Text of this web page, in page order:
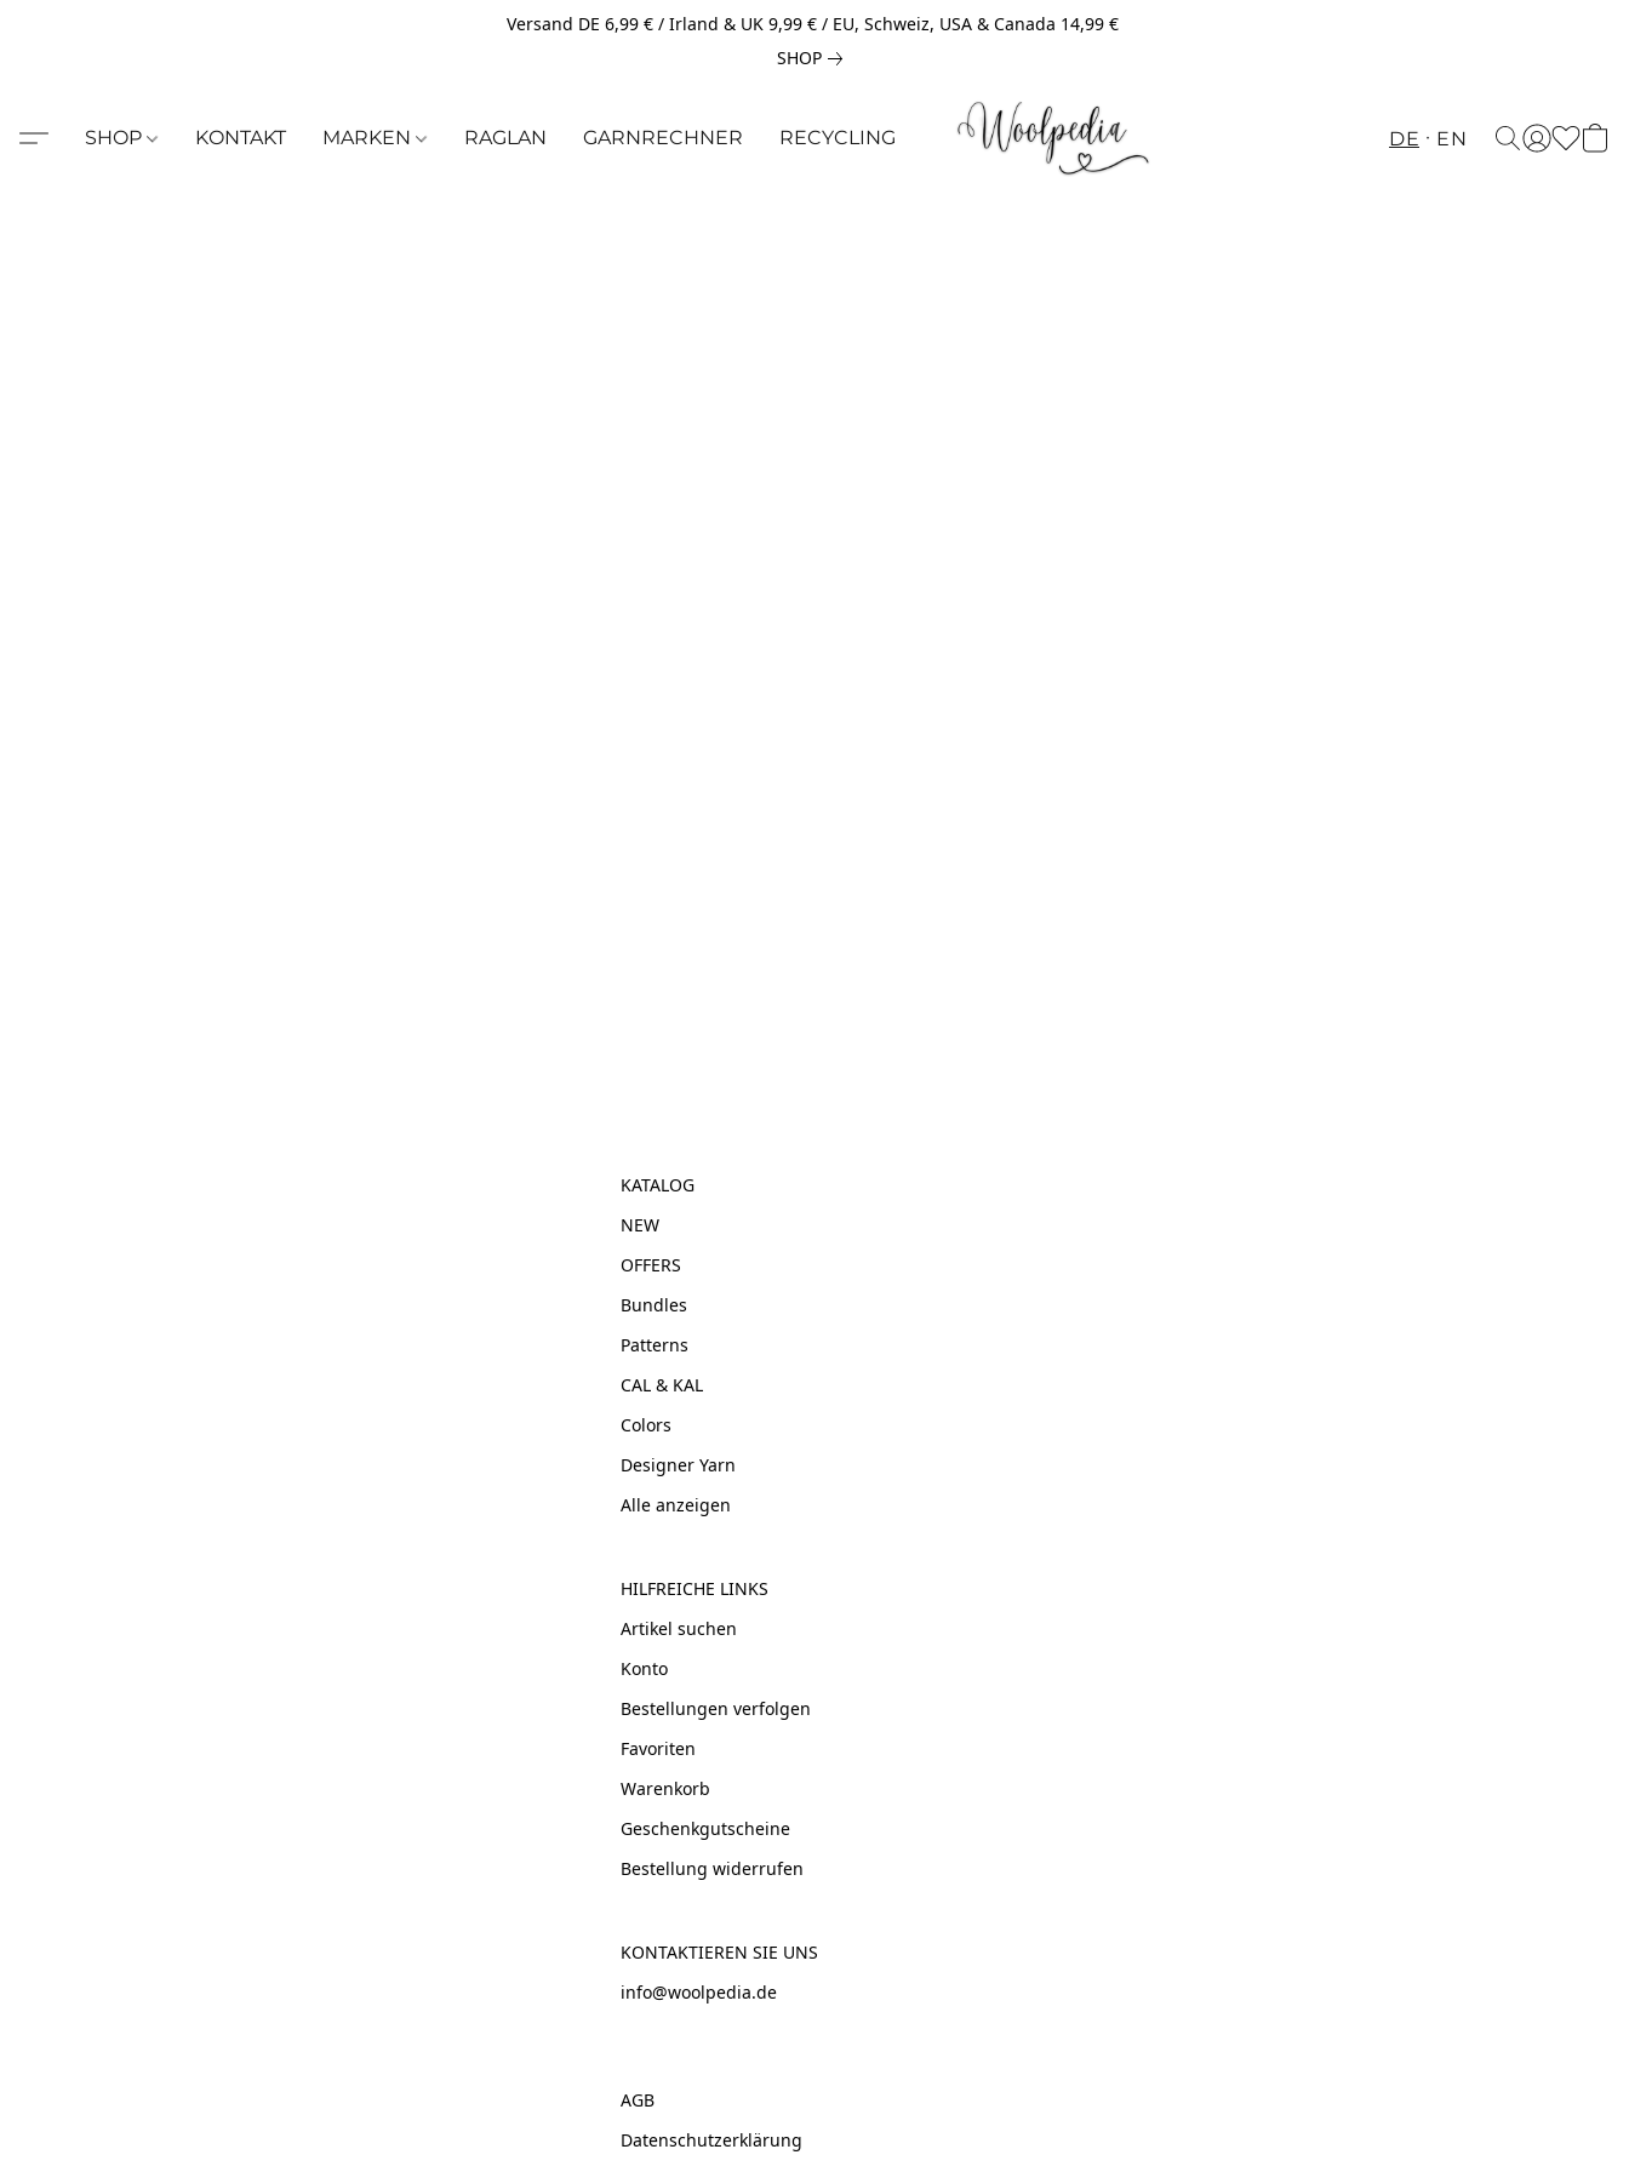
Versand DE 6,99 € / Irland & UK 9,99 € / EU, Schweiz, USA & Canada 14,99 €
SHOP
SHOP KONTAKT MARKEN RAGLAN GARNRECHNER RECYCLING DE EN
KATALOG
NEW
OFFERS
Bundles
Patterns
CAL & KAL
Colors
Designer Yarn
Alle anzeigen
HILFREICHE LINKS
Artikel suchen
Konto
Bestellungen verfolgen
Favoriten
Warenkorb
Geschenkgutscheine
Bestellung widerrufen
KONTAKTIEREN SIE UNS
info@woolpedia.de
AGB
Datenschutzerklärung